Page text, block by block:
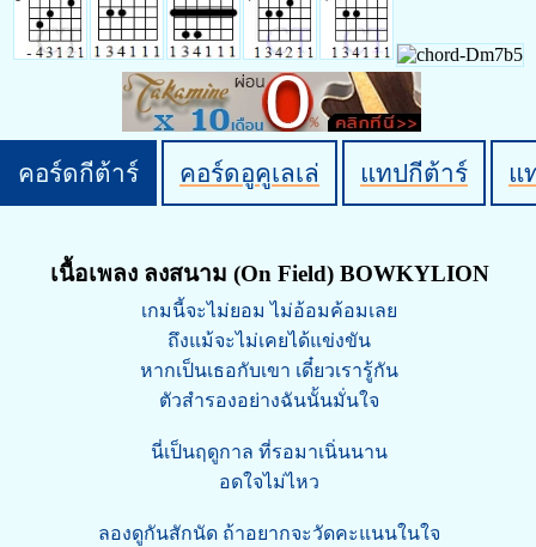
คอร์ดกีต้าร์ คอร์ดอูคูเลเล่ แทปกีต้าร์ แ
เนื้อเพลง ลงสนาม (On Field) BOWKYLION
เกมนี้จะไม่ยอม ไม่อ้อมค้อมเลย
ถึงแม้จะไม่เคยได้แข่งขัน
หากเป็นเธอกับเขา เดี๋ยวเรารู้กัน
ตัวสำรองอย่างฉันนั้นมั่นใจ
นี่เป็นฤดูกาล ที่รอมาเนิ่นนาน
อดใจไม่ไหว
ลองดูกันสักนัด ถ้าอยากจะวัดคะแนนในใจ